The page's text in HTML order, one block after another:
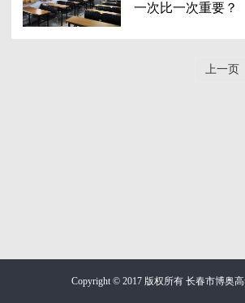
一次比一次重要？
上一页
Copyright © 2017 版权所有 长春市博奥